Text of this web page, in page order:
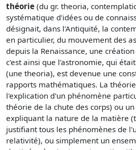
théorie (du gr. theoria,
systématique d'idées ou de
désignait, dans l'Antiquité, la
en particulier, du mouvement des
depuis la Renaissance, une
c'est ainsi que l'astronomie, qui
(une theoria), est devenue une
rapports mathématiques. La
l'explication d'un phénomène
théorie de la chute des corps) ou
expliquant la nature de la matière
justifiant tous les phénomènes de
relativité), ou simplement un